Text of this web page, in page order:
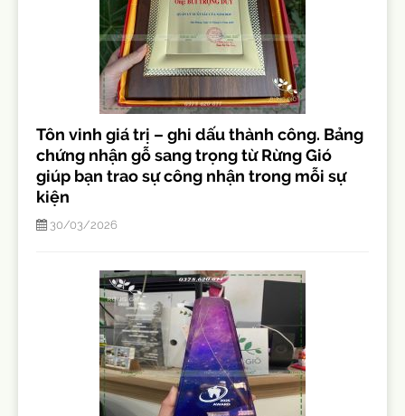
Tôn vinh giá trị – ghi dấu thành công. Bảng
chứng nhận gỗ sang trọng từ Rừng Gió
giúp bạn trao sự công nhận trong mỗi sự
kiện
30/03/2026